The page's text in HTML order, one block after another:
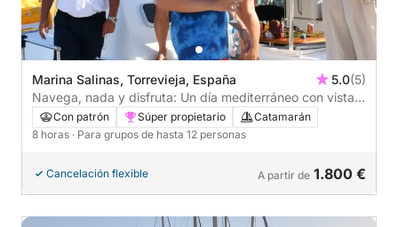
Marina Salinas, Torrevieja, España 5.0(5)
Navega, nada y disfruta: Un día mediterráneo con vistas
al mar y momentos de sushi.
Con patrón Súper propietario
Catamarán
8 horas · Para grupos de hasta 12 personas
Cancelación flexible A partir de 1.800 €